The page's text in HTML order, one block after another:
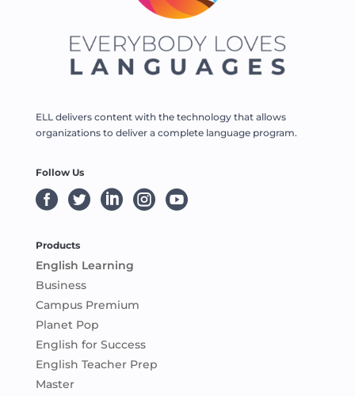
ELL delivers content with the technology that allows
organizations to deliver a complete language program.
Follow Us
    
Products
English Learning
Business
Campus Premium
Planet Pop
English for Success
English Teacher Prep
Master